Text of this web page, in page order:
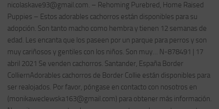
nicolaskave93@gmail.com. – Rehoming Purebred, Home Raised
Puppies – Estos adorables cachorros están disponibles para su
adopción. Son tanto macho como hembra y tienen 12 semanas de
edad. Les encanta que los paseen por un parque para perros y son
muy cariñosos y gentiles con los niños. Son muy… N-878491 | 17
abril 2021 Se venden cachorros. Santander, España Border
ColliernAdorables cachorros de Border Collie están disponibles para
ser realojados. Por favor, póngase en contacto con nosotros en
(monikaweclewska163@gmail.com) para obtener más información.